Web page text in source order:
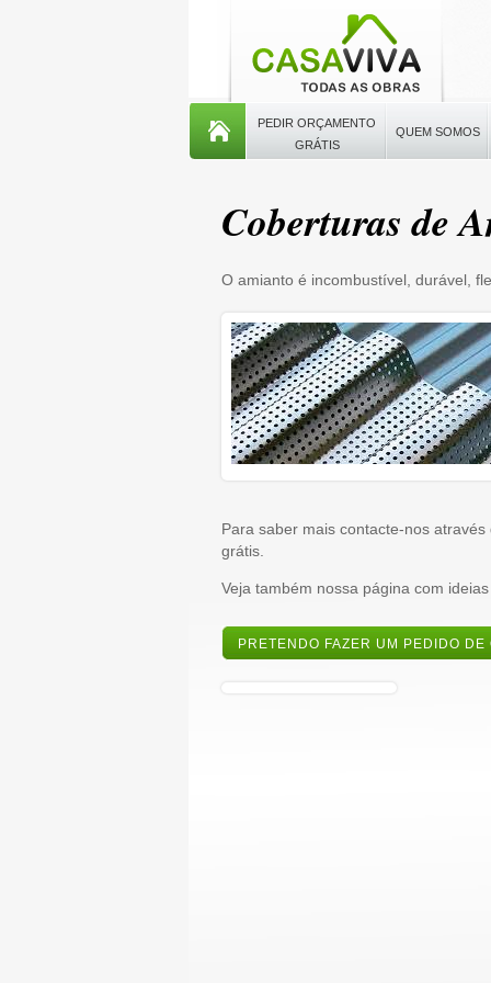
PEDIR ORÇAMENTO
GRÁTIS
QUEM SOMOS
Coberturas de
O amianto é incombustível, durável,
Para saber mais contacte-nos
grátis.
Veja também nossa página com
PRETENDO FAZER UM PEDIDO